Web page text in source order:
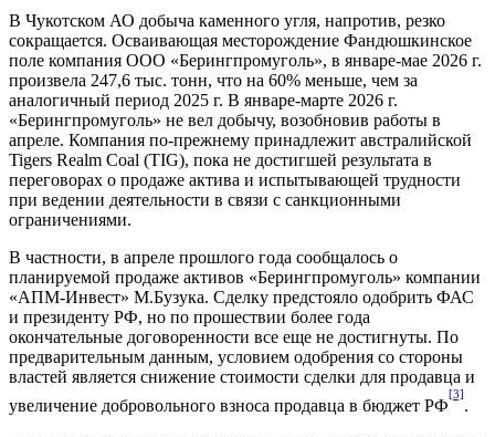
В Чукотском АО добыча каменного угля, напротив, резко
сокращается. Осваивающая месторождение Фандюшкинское
поле компания ООО «Берингпромуголь», в январе-мае 2026 г.
произвела 247,6 тыс. тонн, что на 60% меньше, чем за
аналогичный период 2025 г. В январе-марте 2026 г.
«Берингпромуголь» не вел добычу, возобновив работы в
апреле. Компания по-прежнему принадлежит австралийской
Tigers Realm Coal (TIG), пока не достигшей результата в
переговорах о продаже актива и испытывающей трудности
при ведении деятельности в связи с санкционными
ограничениями.
В частности, в апреле прошлого года сообщалось о
планируемой продаже активов «Берингпромуголь» компании
«АПМ-Инвест» М.Бузука. Сделку предстояло одобрить ФАС
и президенту РФ, но по прошествии более года
окончательные договоренности все еще не достигнуты. По
предварительным данным, условием одобрения со стороны
властей является снижение стоимости сделки для продавца и
увеличение добровольного взноса продавца в бюджет РФ
[3]
.